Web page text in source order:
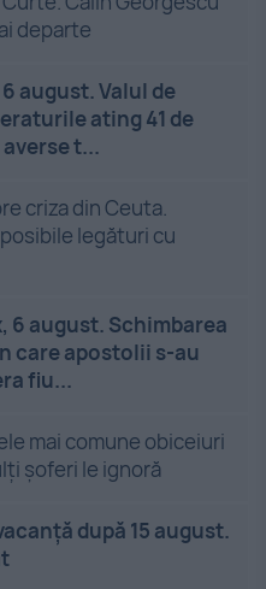
departe
august. Valul de
ating 41 de
t...
criza din Ceuta.
legături cu
6 august. Schimbarea
care apostolii s-au
fiu...
mai comune obiceiuri
șoferi le ignoră
după 15 august.